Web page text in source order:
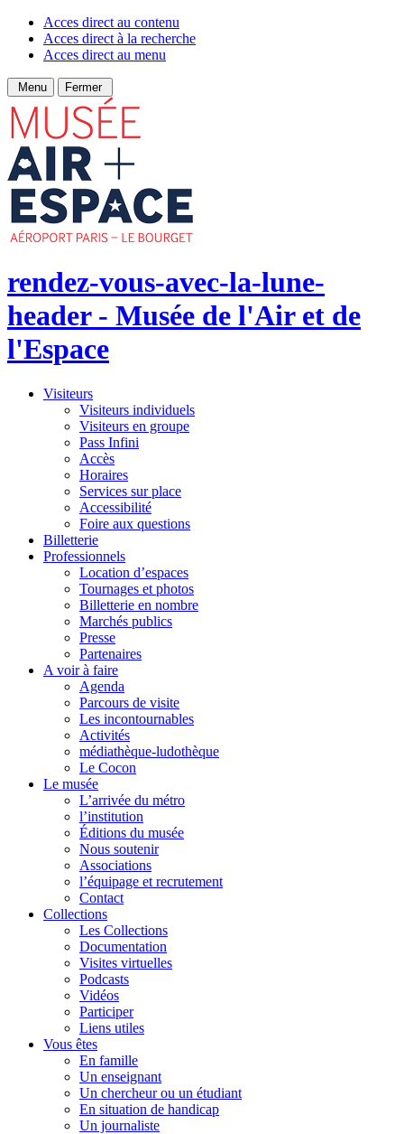
Acces direct au contenu
Acces direct à la recherche
Acces direct au menu
Menu Fermer
rendez-vous-avec-la-lune-
header - Musée de l'Air et de
l'Espace
Visiteurs
Visiteurs individuels
Visiteurs en groupe
Pass Infini
Accès
Horaires
Services sur place
Accessibilité
Foire aux questions
Billetterie
Professionnels
Location d’espaces
Tournages et photos
Billetterie en nombre
Marchés publics
Presse
Partenaires
A voir à faire
Agenda
Parcours de visite
Les incontournables
Activités
médiathèque-ludothèque
Le Cocon
Le musée
L’arrivée du métro
l’institution
Éditions du musée
Nous soutenir
Associations
l’équipage et recrutement
Contact
Collections
Les Collections
Documentation
Visites virtuelles
Podcasts
Vidéos
Participer
Liens utiles
Vous êtes
En famille
Un enseignant
Un chercheur ou un étudiant
En situation de handicap
Un journaliste